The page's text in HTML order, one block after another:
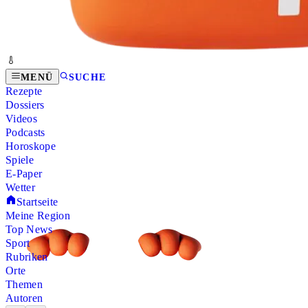
MENÜ SUCHE
Rezepte
Dossiers
Videos
Podcasts
Horoskope
Spiele
E-Paper
Wetter
Startseite
Meine Region
Top News
Sport
Rubriken
Orte
Themen
Autoren